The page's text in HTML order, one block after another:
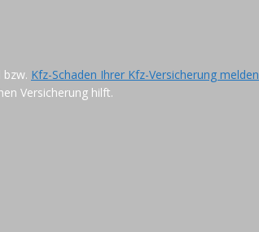
Kfz-Schaden Ihrer Kfz-Versicherung melden
Versicherung hilft.